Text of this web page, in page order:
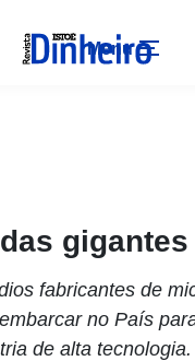
Menu
gigantes
fabricantes de
no País
de alta